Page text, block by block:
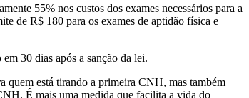
55% nos custos dos exames necessários para a
de R$ 180 para os exames de aptidão física e
30 dias após a sanção da lei.
quem está tirando a primeira CNH, mas também
É mais uma medida que facilita a vida do